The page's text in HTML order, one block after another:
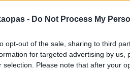
- Do Not Process My
opt-out of the sale, sharing to third
for targeted advertising by us,
selection. Please note that after your
Lentoja voi löytyä enemmän, jos
lentävät lentoyhtiöt voi selvittää